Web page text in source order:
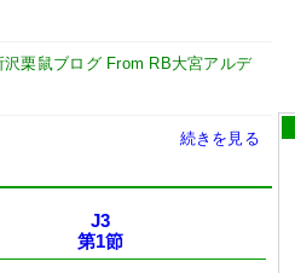
沢栗鼠ブログ From RB大宮アルデ
続きを見る
J3
第1節